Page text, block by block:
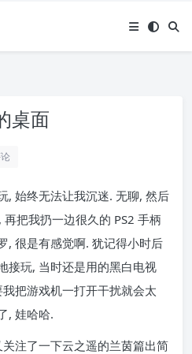
桌面
, 始终无法让我沉迷. 无聊, 然后
把我扔一边很久的 PS2 手柄
, 很是有感觉啊. 犹记得小时后
接玩, 当时还是用的黑白电视
把游戏机一打开干扰就会太
, 娃哈哈.
注了一下云之遥的兰茵篇出简